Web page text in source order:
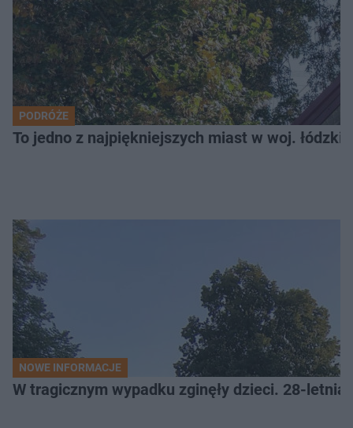
PODRÓŻE
To jedno z najpiękniejszych miast w woj.
NOWE INFORMACJE
W tragicznym wypadku zginęły dzieci. 28-